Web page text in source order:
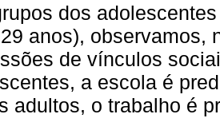
dos
anos), observamos,
de vínculos
a escola é
adultos, o trabalho é